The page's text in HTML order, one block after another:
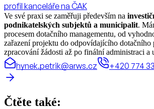
profil kanceláře na ČAK
Ve své praxi se zaměřuji především na
podnikatelských subjektů a municipalit.
procesem dotačního managementu, od
zařazení projektu do odpovídajícího dotačního
zpracování žádosti až po finální administraci a
hynek.petrik@arws.cz +420 774
Čtěte také: